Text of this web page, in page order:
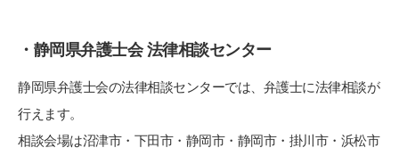
・静岡県弁護士会 法律相談センター
静岡県弁護士会の法律相談センターでは、弁護士に法律相談が
行えます。
相談会場は沼津市・下田市・静岡市・静岡市・掛川市・浜松市